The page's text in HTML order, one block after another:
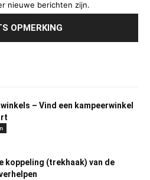
nieuwe berichten zijn.
– Vind een kampeerwinkel
koppeling (trekhaak) van de